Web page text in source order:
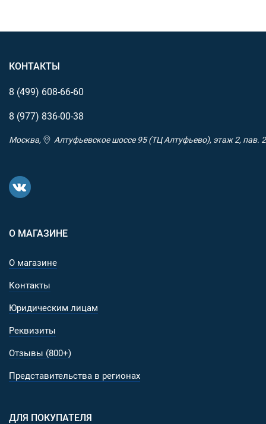
КОНТАКТЫ
8 (499) 608-66-60
8 (977) 836-00-38
Москва, Алтуфьевское шоссе 95 (ТЦ Алтуфьево), этаж 2, пав. 2
О МАГАЗИНЕ
О магазине
Контакты
Юридическим лицам
Реквизиты
Отзывы (800+)
Представительства в регионах
ДЛЯ ПОКУПАТЕЛЯ